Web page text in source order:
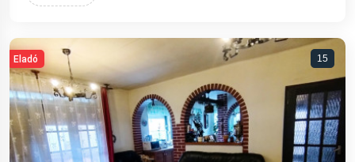
Eladó 15